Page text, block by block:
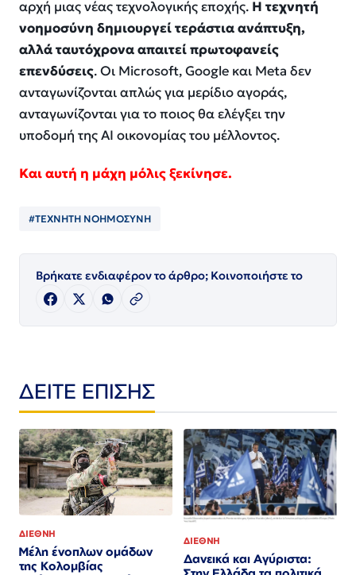
αρχή μιας νέας τεχνολογικής εποχής. Η τεχνητή
νοημοσύνη δημιουργεί τεράστια ανάπτυξη,
αλλά ταυτόχρονα απαιτεί πρωτοφανείς
επενδύσεις. Οι Microsoft, Google και Meta δεν
ανταγωνίζονται απλώς για μερίδιο αγοράς,
ανταγωνίζονται για το ποιος θα ελέγξει την
υποδομή της AI οικονομίας του μέλλοντος.
Και αυτή η μάχη μόλις ξεκίνησε.
#ΤΕΧΝΗΤΗ ΝΟΗΜΟΣΥΝΗ
Βρήκατε ενδιαφέρον το άρθρο; Κοινοποιήστε το
ΔΕΙΤΕ ΕΠΙΣΗΣ
ΔΙΕΘΝΗ
Μέλη ένοπλων ομάδων
της Κολομβίας
ΔΙΕΘΝΗ
Δανεικά και Αγύριστα: